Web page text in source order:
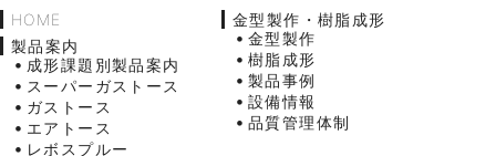
HOME
製品案内
成形課題別製品案内
スーパーガストース
ガストース
エアトース
レボスプルー
金型製作・樹脂成形
金型製作
樹脂成形
製品事例
設備情報
品質管理体制